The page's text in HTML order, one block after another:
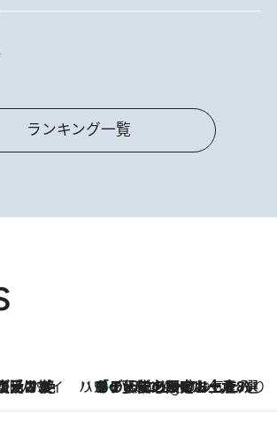
ランキング一覧
しハワイ ハワイ賢者 リサのお気に入りリスト1 Hour Ago
あの伝説の限定トートも！ リニューアルした「ディーン＆デルーカ ハワイ」で必須のお土産8選